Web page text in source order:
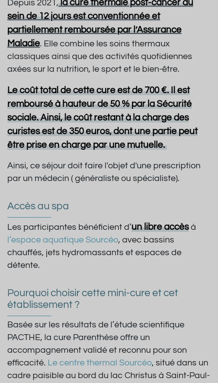
Depuis 2021,la cure thermale post-cancer du
sein de 12 jours est conventionnée et
partiellement remboursée par l’Assurance
Maladie. Elle combine les soins thermaux
classiques ainsi que des activités quotidiennes
axées sur la nutrition, le sport et le bien-être.
Le coût total de cette cure est de 700 €. Il est
remboursé à hauteur de 50 % par la Sécurité
sociale. Ainsi, le coût restant à la charge des
curistes est de 350 euros, dont une partiepeut
être prise en charge par une mutuelle.
Ainsi, ce séjour doit faire l'objet d'une prescription
par un médecin ( généraliste ou spécialiste).
Accès au spa
Les participantes bénéficient d’un libre accèsà
l’espace aquatique Sourcéo, avec bassins
chauffés, jets hydromassants et espaces de
détente.
Pourquoi choisir cette mini-cure et cet
établissement ?
Basée sur les résultats de l’étude scientifique
PACTHE, la cure Parenthèse offre un
accompagnement validé et reconnu pour son
efficacité. Le centre thermal Sourcéo, situé dans un
cadre paisible au bord du lac Christus à Saint-Paul-